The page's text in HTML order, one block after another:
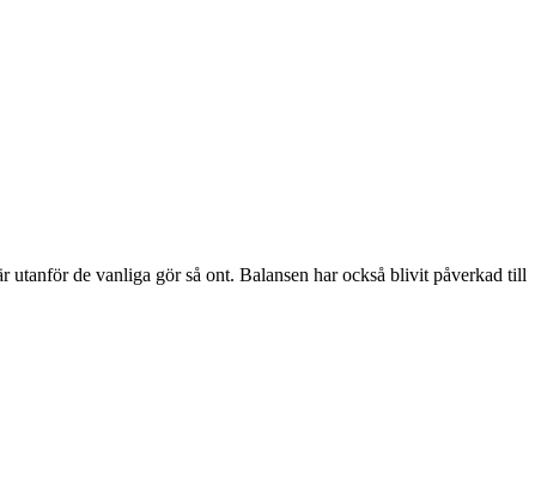
utanför de vanliga gör så ont. Balansen har också blivit påverkad till